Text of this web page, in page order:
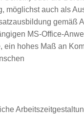
möglichst auch als
gemäß
MS-Office-
ein hohes Maß an